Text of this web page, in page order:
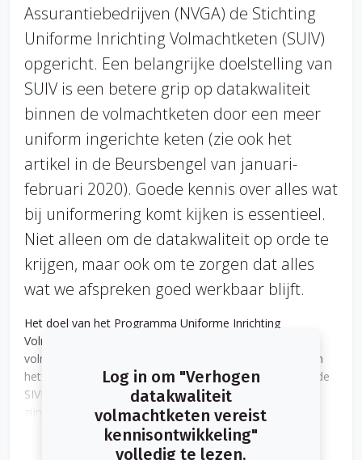
Assurantiebedrijven (NVGA) de Stichting
Uniforme Inrichting Volmachtketen (SUIV)
opgericht. Een belangrijke doelstelling van
SUIV is een betere grip op datakwaliteit
binnen de volmachtketen door een meer
uniform ingerichte keten (zie ook het
artikel in de Beursbengel van januari-
februari 2020). Goede kennis over alles wat
bij uniformering komt kijken is essentieel.
Niet alleen om de datakwaliteit op orde te
krijgen, maar ook om te zorgen dat alles
wat we afspreken goed werkbaar blijft.
Het doel van het Programma Uniforme Inrichting
Volmachtketen is in de basis om te zorgen dat per
volmachtproduct van een verzekeraar bij alle volmachten
het product op dezelfde wijze is ingericht, met als basis de
SIVI AFD-definitie standaard. De basisafspraken hiervoor
zijn vastgelegd in het Protocol Uniforme Inrichting
Volmachtketen. Dit protocol bevat twee belangrijke
Log in om "Verhogen
datakwaliteit
volmachtketen vereist
kennisontwikkeling"
volledig te lezen.